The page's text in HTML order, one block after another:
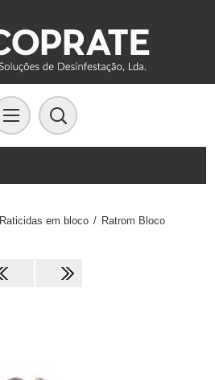
Raticidas em bloco / Ratrom Bloco